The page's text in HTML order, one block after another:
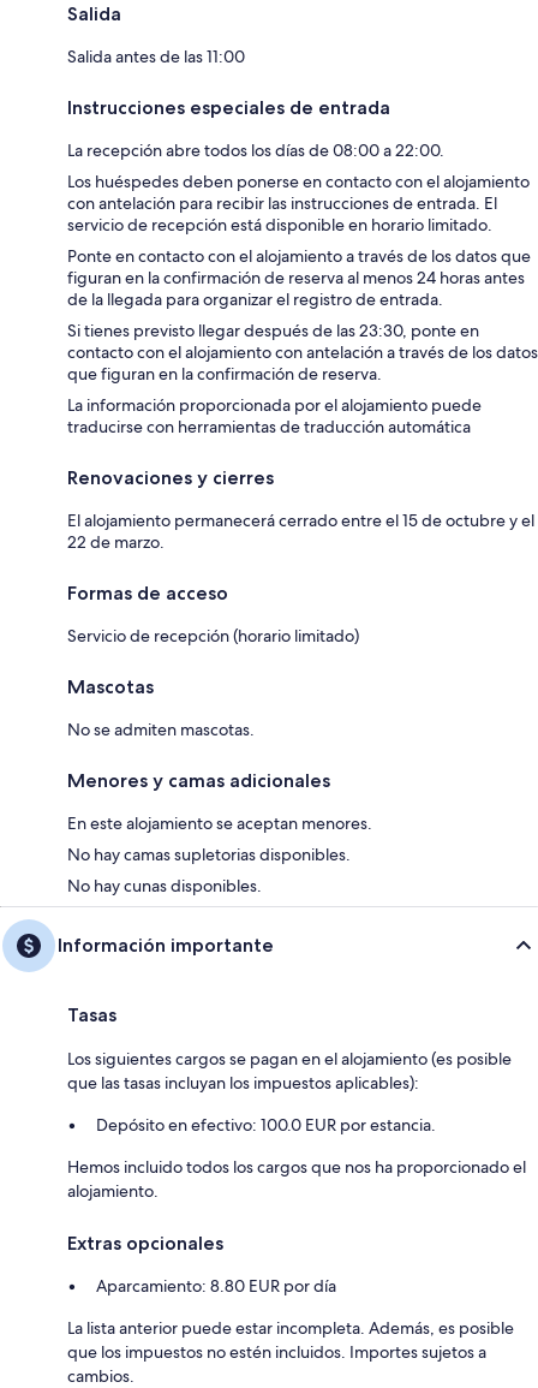
Salida
Salida antes de las 11:00
Instrucciones especiales de entrada
La recepción abre todos los días de 08:00 a 22:00.
Los huéspedes deben ponerse en contacto con el alojamiento
con antelación para recibir las instrucciones de entrada. El
servicio de recepción está disponible en horario limitado.
Ponte en contacto con el alojamiento a través de los datos que
figuran en la confirmación de reserva al menos 24 horas antes
de la llegada para organizar el registro de entrada.
Si tienes previsto llegar después de las 23:30, ponte en
contacto con el alojamiento con antelación a través de los datos
que figuran en la confirmación de reserva.
La información proporcionada por el alojamiento puede
traducirse con herramientas de traducción automática
Renovaciones y cierres
El alojamiento permanecerá cerrado entre el 15 de octubre y el
22 de marzo.
Formas de acceso
Servicio de recepción (horario limitado)
Mascotas
No se admiten mascotas.
Menores y camas adicionales
En este alojamiento se aceptan menores.
No hay camas supletorias disponibles.
No hay cunas disponibles.
Información importante
Tasas
Los siguientes cargos se pagan en el alojamiento (es posible
que las tasas incluyan los impuestos aplicables):
Depósito en efectivo: 100.0 EUR por estancia.
Hemos incluido todos los cargos que nos ha proporcionado el
alojamiento.
Extras opcionales
Aparcamiento: 8.80 EUR por día
La lista anterior puede estar incompleta. Además, es posible
que los impuestos no estén incluidos. Importes sujetos a
cambios.